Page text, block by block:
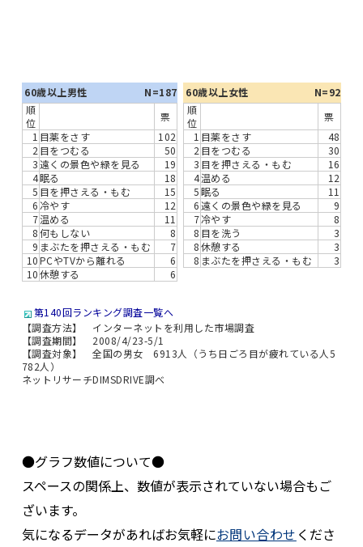
60歳以上男性 N=187 60歳以上女性
N=92
順
位
票
1 目薬をさす
102
2 目をつむる
50
3遠くの景色や緑を見る
19
4眠る
18
5 目を押さえる・もむ
15
6冷やす
12
7温める
11
8何もしない
8
9 まぶたを押さえる・もむ
7
10PCやTVから離れる
6
10休憩する 6
順
位
票
1 目薬をさす
48
2 目をつむる
30
3 目を押さえる・もむ
16
4温める
12
5眠る
11
6遠くの景色や緑を見る
9
7冷やす
8
8 目を洗う
3
8休憩する
3
8 まぶたを押さえる・もむ 3
第140回ランキング調査一覧へ
【調査方法】 インターネットを利用した市場調査
【調査期間】 2008/4/23-5/1
【調査対象】 全国の男女 6913人（うち日ごろ目が疲れている人5
782人）
ネットリサーチDIMSDRIVE調べ
●グラフ数値について●
スペースの関係上、数値が表示されていない場合もご
ざいます。
気になるデータがあればお気軽にお問い合わせ くださ